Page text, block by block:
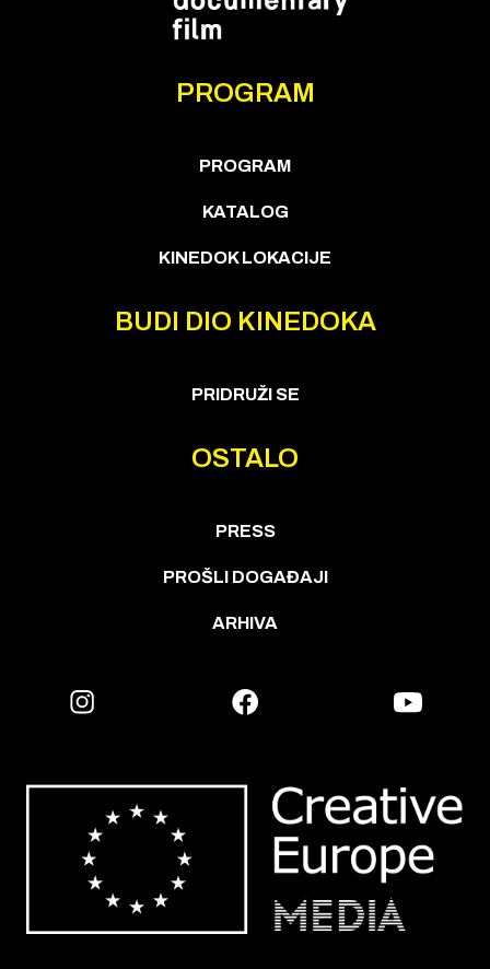
PROGRAM
PROGRAM
KATALOG
KINEDOK LOKACIJE
BUDI DIO KINEDOKA
PRIDRUŽI SE
OSTALO
PRESS
PROŠLI DOGAĐAJI
ARHIVA